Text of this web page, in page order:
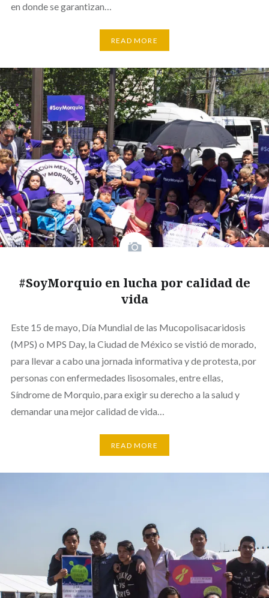
en donde se garantizan…
READ MORE
#SoyMorquio en lucha por calidad de
vida
Este 15 de mayo, Día Mundial de las Mucopolisacaridosis
(MPS) o MPS Day, la Ciudad de México se vistió de morado,
para llevar a cabo una jornada informativa y de protesta, por
personas con enfermedades lisosomales, entre ellas,
Síndrome de Morquio, para exigir su derecho a la salud y
demandar una mejor calidad de vida…
READ MORE